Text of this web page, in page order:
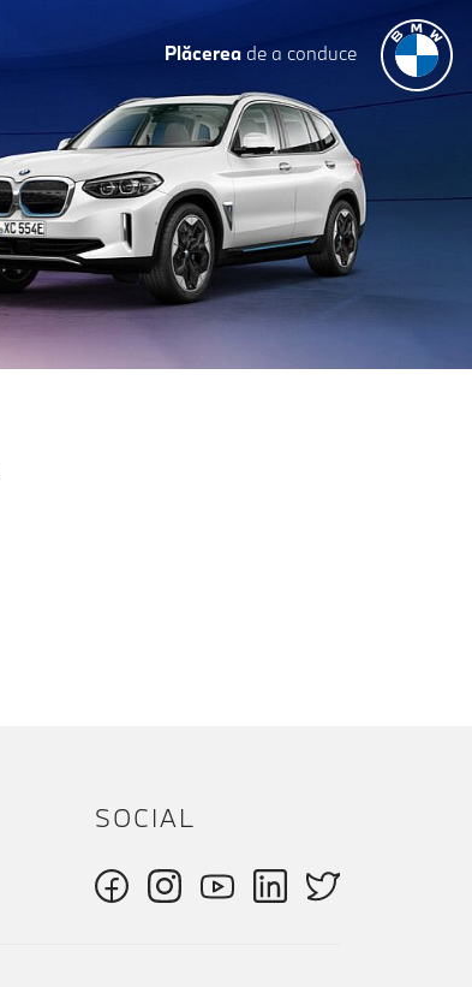
Plăcerea de a conduce
SOCIAL